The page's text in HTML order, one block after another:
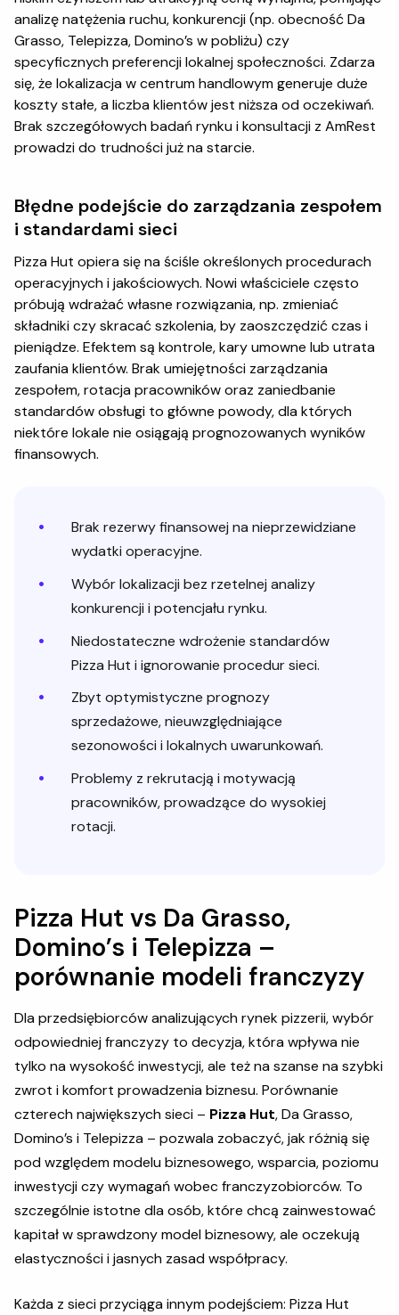
analizę natężenia ruchu, konkurencji (np. obecność Da
Grasso, Telepizza, Domino’s w pobliżu) czy
specyficznych preferencji lokalnej społeczności. Zdarza
się, że lokalizacja w centrum handlowym generuje duże
koszty stałe, a liczba klientów jest niższa od oczekiwań.
Brak szczegółowych badań rynku i konsultacji z AmRest
prowadzi do trudności już na starcie.
Błędne podejście do zarządzania zespołem
i standardami sieci
Pizza Hut opiera się na ściśle określonych procedurach
operacyjnych i jakościowych. Nowi właściciele często
próbują wdrażać własne rozwiązania, np. zmieniać
składniki czy skracać szkolenia, by zaoszczędzić czas i
pieniądze. Efektem są kontrole, kary umowne lub utrata
zaufania klientów. Brak umiejętności zarządzania
zespołem, rotacja pracowników oraz zaniedbanie
standardów obsługi to główne powody, dla których
niektóre lokale nie osiągają prognozowanych wyników
finansowych.
Brak rezerwy finansowej na nieprzewidziane
wydatki operacyjne.
Wybór lokalizacji bez rzetelnej analizy
konkurencji i potencjału rynku.
Niedostateczne wdrożenie standardów
Pizza Hut i ignorowanie procedur sieci.
Zbyt optymistyczne prognozy
sprzedażowe, nieuwzględniające
sezonowości i lokalnych uwarunkowań.
Problemy z rekrutacją i motywacją
pracowników, prowadzące do wysokiej
rotacji.
Pizza Hut vs Da Grasso,
Domino’s i Telepizza –
porównanie modeli franczyzy
Dla przedsiębiorców analizujących rynek pizzerii, wybór
odpowiedniej franczyzy to decyzja, która wpływa nie
tylko na wysokość inwestycji, ale też na szanse na szybki
zwrot i komfort prowadzenia biznesu. Porównanie
czterech największych sieci – Pizza Hut, Da Grasso,
Domino’s i Telepizza – pozwala zobaczyć, jak różnią się
pod względem modelu biznesowego, wsparcia, poziomu
inwestycji czy wymagań wobec franczyzobiorców. To
szczególnie istotne dla osób, które chcą zainwestować
kapitał w sprawdzony model biznesowy, ale oczekują
elastyczności i jasnych zasad współpracy.
Każda z sieci przyciąga innym podejściem: Pizza Hut